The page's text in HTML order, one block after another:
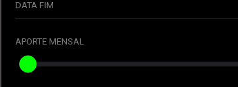
DATA FIM
APORTE MENSAL